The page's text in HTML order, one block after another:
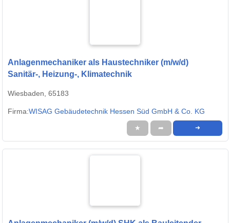
Anlagenmechaniker als Haustechniker (m/w/d)
Sanitär-, Heizung-, Klimatechnik
Wiesbaden, 65183
Firma:WISAG Gebäudetechnik Hessen Süd GmbH & Co. KG
★ ➦ ➜